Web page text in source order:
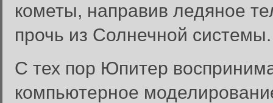
кометы, направив ледяное
прочь из Солнечной системы.
С тех пор Юпитер
компьютерное